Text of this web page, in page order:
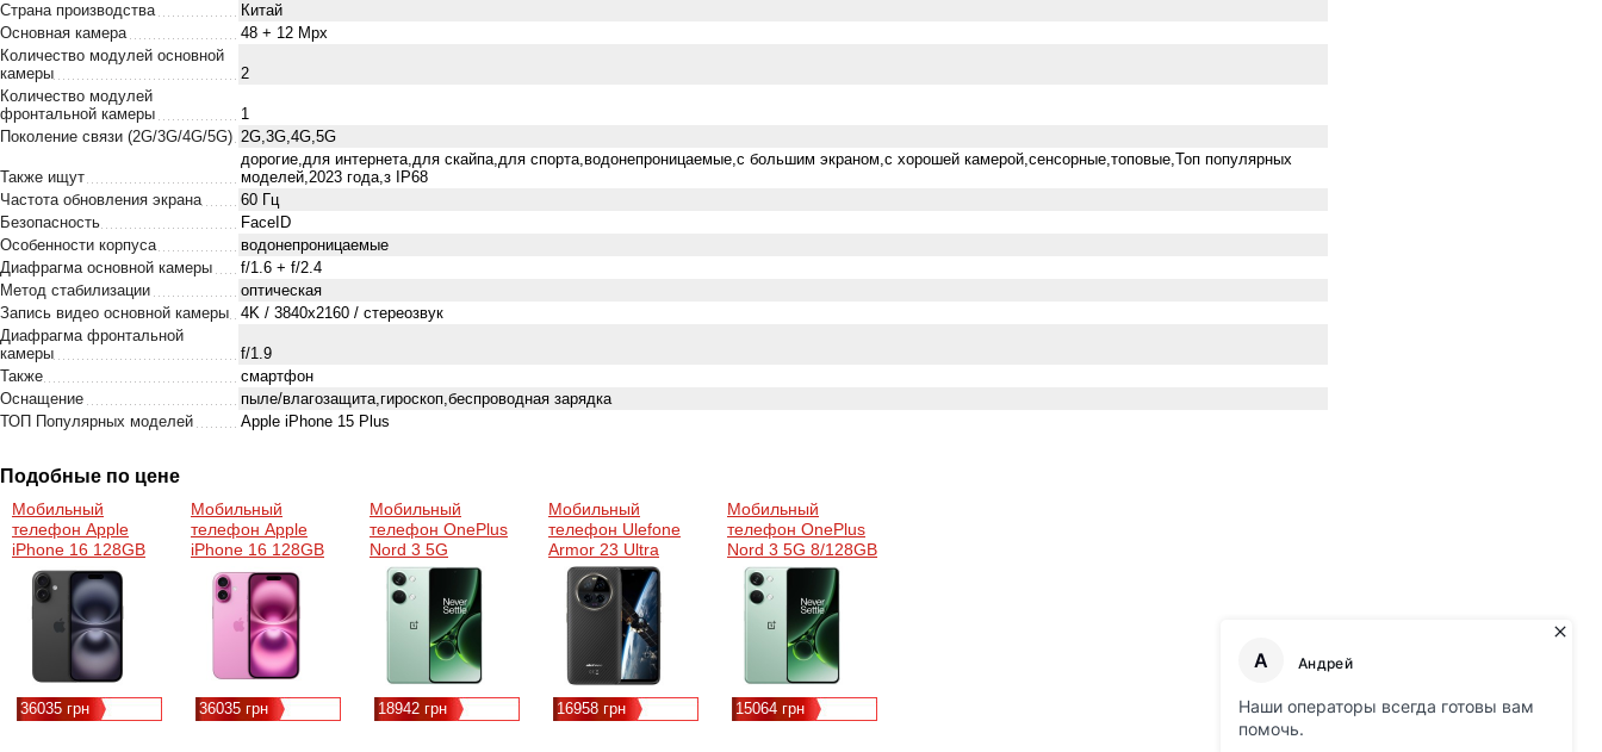
Страна производства
Китай
Основная камера
48 + 12 Mpx
Количество модулей основной
камеры
2
Количество модулей
фронтальной камеры
1
Поколение связи (2G/3G/4G/5G) 2G,3G,4G,5G
Также ищут
дорогие,для интернета,для скайпа,для спорта,водонепроницаемые,с большим экраном,с хорошей камерой,сенсорные,топовые,Топ популярных
моделей,2023 года,з IP68
Частота обновления экрана
60 Гц
Безопасность
FaceID
Особенности корпуса
водонепроницаемые
Диафрагма основной камеры
f/1.6 + f/2.4
Метод стабилизации
оптическая
Запись видео основной камеры
4K / 3840x2160 / стереозвук
Диафрагма фронтальной
камеры
f/1.9
Также
смартфон
Оснащение
пыле/влагозащита,гироскоп,беспроводная зарядка
ТОП Популярных моделей
Apple iPhone 15 Plus
Подобные по цене
Мобильный
телефон Apple
iPhone 16 128GB
Black (MYE73)
36035 грн
Мобильный
телефон Apple
iPhone 16 128GB
Pink (MYEA3)
36035 грн
Мобильный
телефон OnePlus
Nord 3 5G
16/256GB Misty
Green
18942 грн
Мобильный
телефон Ulefone
Armor 23 Ultra
12/512Gb Elite
Black
(6937748735953)
16958 грн
Мобильный
телефон OnePlus
Nord 3 5G 8/128GB
Misty Green
15064 грн